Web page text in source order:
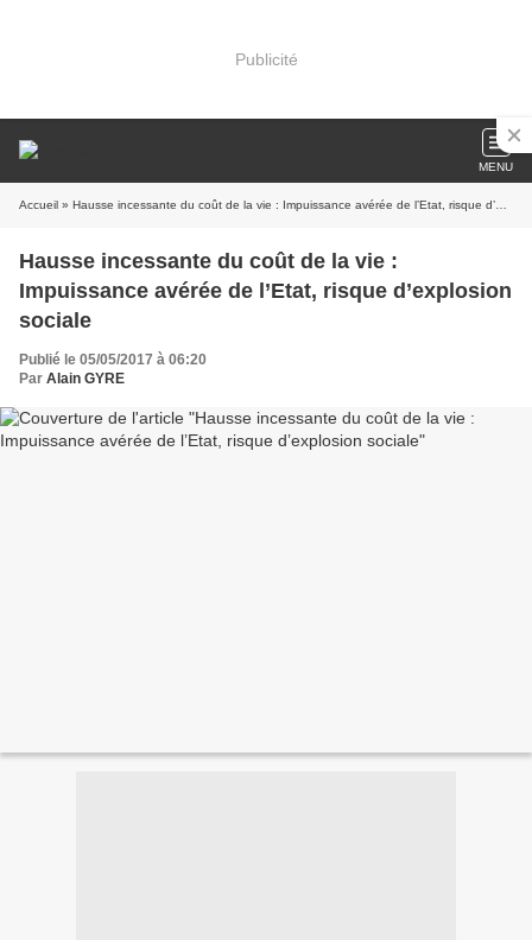
Publicité
MENU
Accueil » Hausse incessante du coût de la vie : Impuissance avérée de l’Etat, risque d’explosion sociale
Hausse incessante du coût de la vie :
Impuissance avérée de l’Etat, risque d’explosion
sociale
Publié le 05/05/2017 à 06:20
Par Alain GYRE